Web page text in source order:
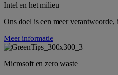
Intel en het milieu
Ons doel is een meer
Meer informatie
Microsoft en zero waste